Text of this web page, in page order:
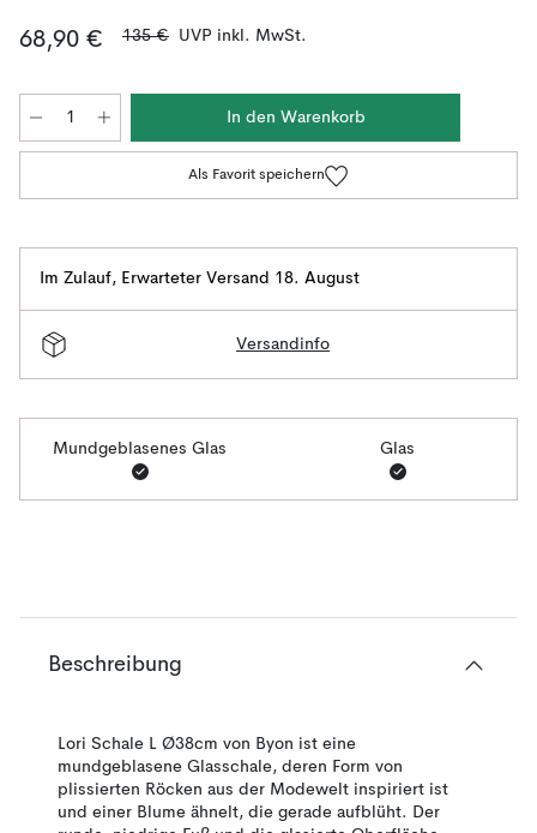
68,90 € 135 € UVP inkl. MwSt.
In den Warenkorb
Als Favorit speichern
Im Zulauf, Erwarteter Versand 18. August
Versandinfo
Mundgeblasenes Glas Glas
Beschreibung
Lori Schale L Ø38cm von Byon ist eine
mundgeblasene Glasschale, deren Form von
plissierten Röcken aus der Modewelt inspiriert ist
und einer Blume ähnelt, die gerade aufblüht. Der